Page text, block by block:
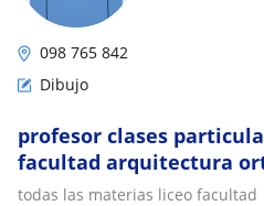
098 765 842
Dibujo
profesor clases
facultad arquitectura
dibujo tecnico ipa dibujo
todas las materias liceo facultad